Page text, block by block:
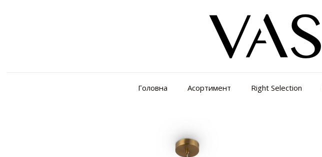
Головна Асортимент Right Selection